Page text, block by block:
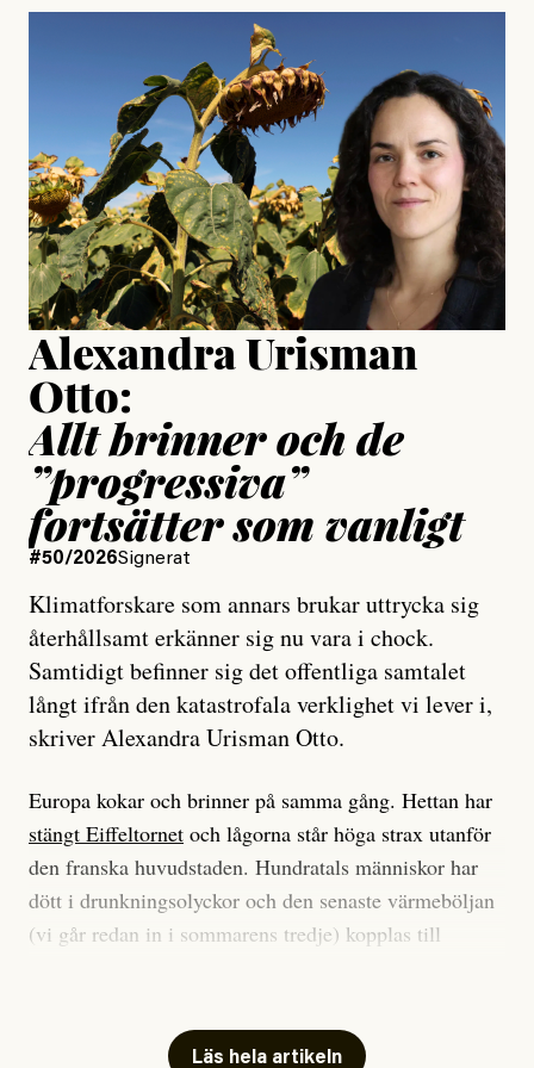
Jonas Lundström
Publicerad24 July, 2026
#23/2026
Jesper Lundby: ”Livet i sig
är ganska politiskt”
Jesper Lundby
Publicerad15 July, 2026
Uppdaterad15 July, 2026
Alexandra Urisman
Otto:
Allt brinner och de
”progressiva”
fortsätter som vanligt
#50/2026Signerat
Klimatforskare som annars brukar uttrycka sig
återhållsamt erkänner sig nu vara i chock.
Samtidigt befinner sig det offentliga samtalet
långt ifrån den katastrofala verklighet vi lever i,
skriver Alexandra Urisman Otto.
Europa kokar och brinner på samma gång. Hettan har
stängt Eiffeltornet och lågorna står höga strax utanför
den franska huvudstaden. Hundratals människor har
dött i drunkningsolyckor och den senaste värmeböljan
(vi går redan in i sommarens tredje) kopplas till
Har du också panik i hettan? Känns det som en
mardröm? Bra, allt annat vore fullständigt orimligt.
Läs hela artikeln